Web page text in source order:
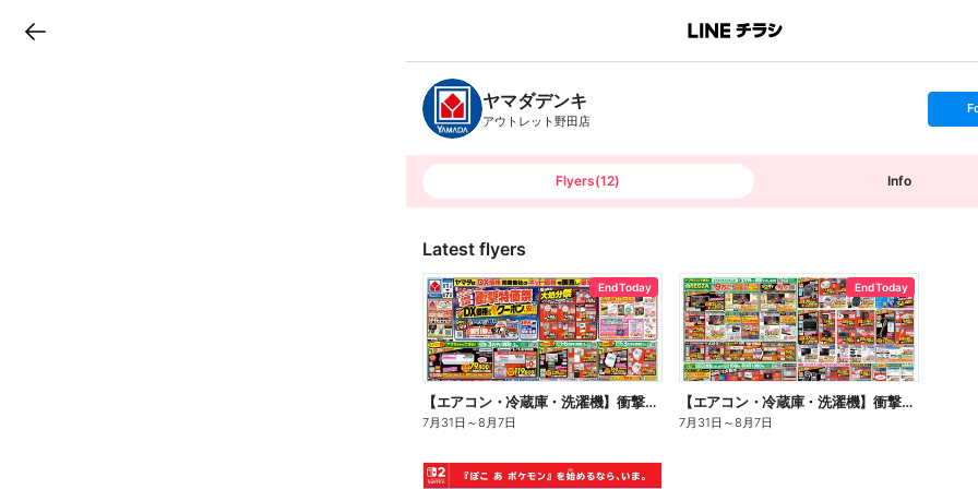
B
n
c
h
T
ヤマダデンキ
アウトレット野田店
s
t
o
Flyers(12) Info
Latest flyers
End Today
【エアコン・冷蔵庫・洗濯機】衝撃特価祭(おもて)
7月31日 ～8月7日
End Today
【エアコン・冷蔵庫・洗濯機】衝撃特価祭(うら)
7月31日 ～8月7日